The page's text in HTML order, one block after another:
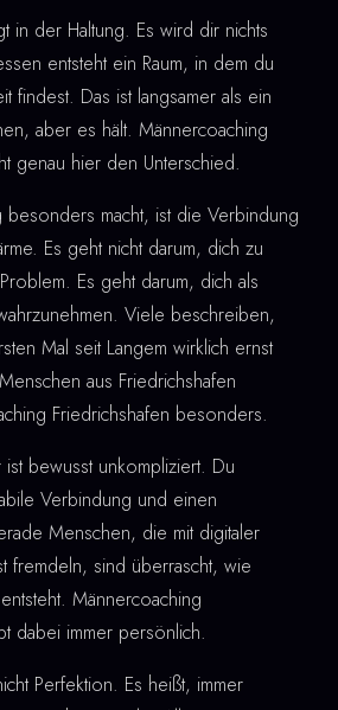
in der Haltung. Es wird dir nichts
entsteht ein Raum, in dem du
findest. Das ist langsamer als ein
aber es hält. Männercoaching
genau hier den Unterschied.
macht, ist die Verbindung
Es geht nicht darum, dich zu
Es geht darum, dich als
Viele beschreiben,
Mal seit Langem wirklich ernst
aus Friedrichshafen
Friedrichshafen besonders.
ist bewusst unkompliziert. Du
Verbindung und einen
Menschen, die mit digitaler
fremdeln, sind überrascht, wie
Männercoaching
dabei immer persönlich.
Perfektion. Es heißt, immer